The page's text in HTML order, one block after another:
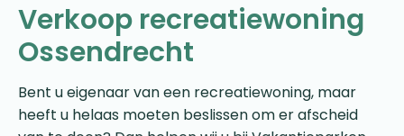
Verkoop recreatiewoning
Ossendrecht
Bent u eigenaar van een recreatiewoning, maar
heeft u helaas moeten beslissen om er afscheid